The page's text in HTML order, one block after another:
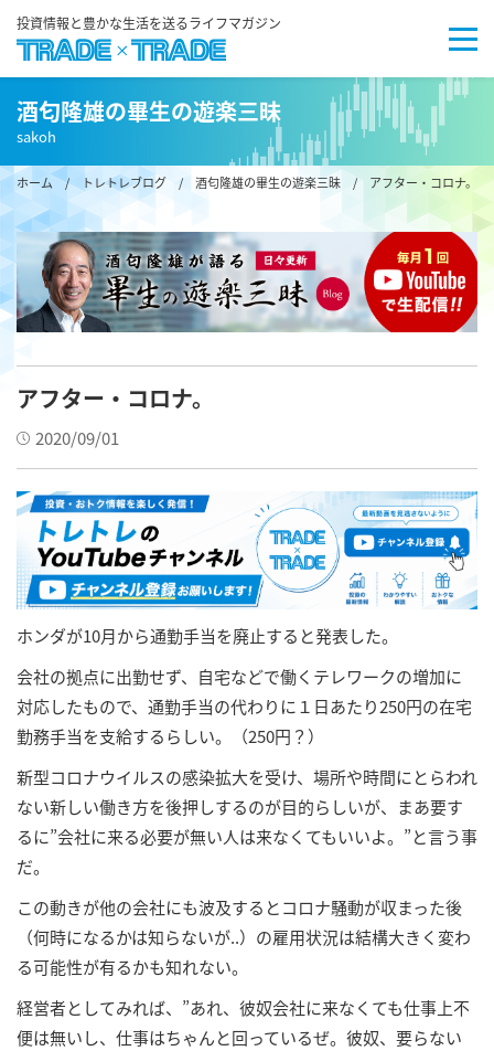
投資情報と豊かな生活を送るライフマガジン
酒匂隆雄の畢生の遊楽三昧
sakoh
ホーム/ トレトレブログ / 酒匂隆雄の畢生の遊楽三昧 / アフター・コロナ。
アフター・コロナ。
2020/09/01
ホンダが10月から通勤手当を廃止すると発表した。
会社の拠点に出勤せず、自宅などで働くテレワークの増加に
対応したもので、通勤手当の代わりに１日あたり250円の在宅
勤務手当を支給するらしい。（250円？）
新型コロナウイルスの感染拡大を受け、場所や時間にとらわれ
ない新しい働き方を後押しするのが目的らしいが、まあ要す
るに”会社に来る必要が無い人は来なくてもいいよ。”と言う事
だ。
この動きが他の会社にも波及するとコロナ騒動が収まった後
（何時になるかは知らないが..）の雇用状況は結構大きく変わ
る可能性が有るかも知れない。
経営者としてみれば、”あれ、彼奴会社に来なくても仕事上不
便は無いし、仕事はちゃんと回っているぜ。彼奴、要らない